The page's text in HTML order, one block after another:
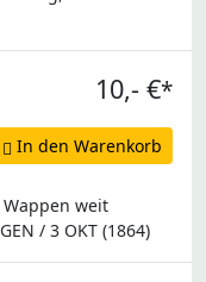
10,- €*
In den Warenkorb
weit
/ 3 OKT (1864)